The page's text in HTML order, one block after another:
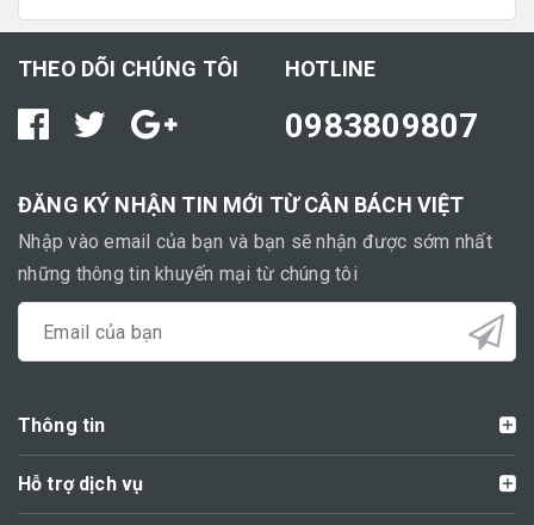
THEO DÕI CHÚNG TÔI HOTLINE
0983809807
ĐĂNG KÝ NHẬN TIN MỚI TỪ CÂN BÁCH VIỆT
Nhập vào email của bạn và bạn sẽ nhận được sớm nhất
những thông tin khuyến mại từ chúng tôi
Thông tin
Hỗ trợ dịch vụ